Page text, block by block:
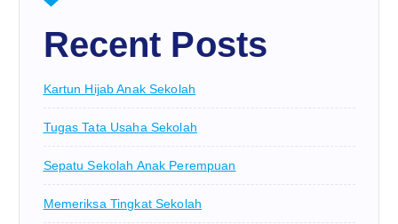
Recent Posts
Kartun Hijab Anak Sekolah
Tugas Tata Usaha Sekolah
Sepatu Sekolah Anak Perempuan
Memeriksa Tingkat Sekolah